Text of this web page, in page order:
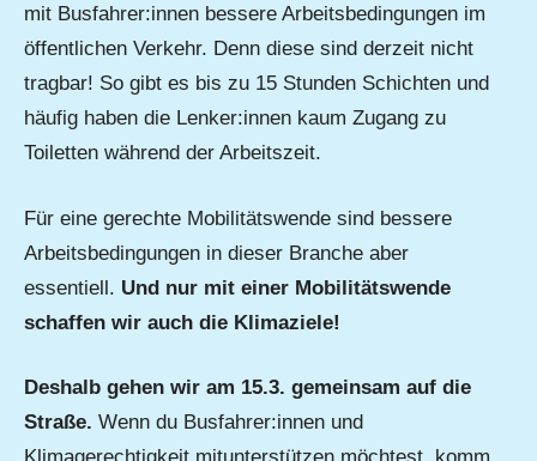
mit Busfahrer:innen bessere Arbeitsbedingungen im
öffentlichen Verkehr. Denn diese sind derzeit nicht
tragbar! So gibt es bis zu 15 Stunden Schichten und
häufig haben die Lenker:innen kaum Zugang zu
Toiletten während der Arbeitszeit.
Für eine gerechte Mobilitätswende sind bessere
Arbeitsbedingungen in dieser Branche aber
essentiell. Und nur mit einer Mobilitätswende
schaffen wir auch die Klimaziele!
Deshalb gehen wir am 15.3. gemeinsam auf die
Straße. Wenn du Busfahrer:innen und